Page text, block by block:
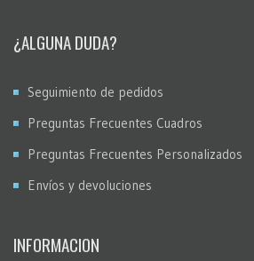
¿ALGUNA DUDA?
Seguimiento de pedidos
Preguntas Frecuentes Cuadros
Preguntas Frecuentes Personalizados
Envíos y devoluciones
INFORMACION